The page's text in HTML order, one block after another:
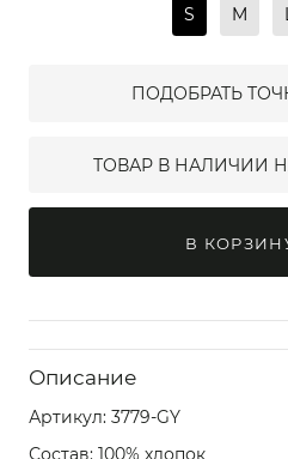
S M
ПОДОБРАТЬ
ТОВАР В НАЛИЧИИ
В
Описание
Артикул: 3779-GY
Состав: 100% хлопок